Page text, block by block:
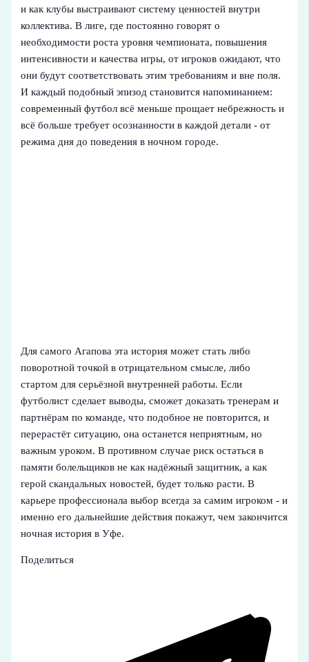
и как клубы выстраивают систему ценностей внутри
коллектива. В лиге, где постоянно говорят о
необходимости роста уровня чемпионата, повышения
интенсивности и качества игры, от игроков ожидают, что
они будут соответствовать этим требованиям и вне поля.
И каждый подобный эпизод становится напоминанием:
современный футбол всё меньше прощает небрежность и
всё больше требует осознанности в каждой детали - от
режима дня до поведения в ночном городе.
Для самого Агапова эта история может стать либо
поворотной точкой в отрицательном смысле, либо
стартом для серьёзной внутренней работы. Если
футболист сделает выводы, сможет доказать тренерам и
партнёрам по команде, что подобное не повторится, и
перерастёт ситуацию, она останется неприятным, но
важным уроком. В противном случае риск остаться в
памяти болельщиков не как надёжный защитник, а как
герой скандальных новостей, будет только расти. В
карьере профессионала выбор всегда за самим игроком - и
именно его дальнейшие действия покажут, чем закончится
ночная история в Уфе.
Поделиться